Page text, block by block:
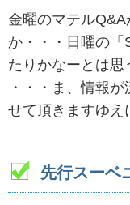
金曜のマテル
か・・・日曜の「
たりかなーとは思
・・・ま、情報
せて頂きますゆえ
先行スーベ